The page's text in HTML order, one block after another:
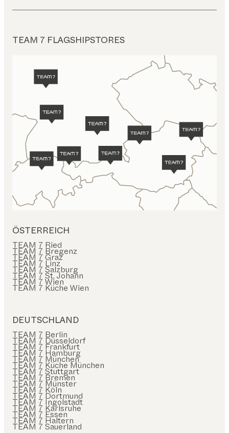
TEAM 7 FLAGSHIPSTORES
ÖSTERREICH
TEAM 7 Ried
TEAM 7 Bregenz
TEAM 7 Graz
TEAM 7 Linz
TEAM 7 Salzburg
TEAM 7 St. Johann
TEAM 7 Wien
TEAM 7 Küche Wien
DEUTSCHLAND
TEAM 7 Berlin
TEAM 7 Düsseldorf
TEAM 7 Frankfurt
TEAM 7 Hamburg
TEAM 7 München
TEAM 7 Küche München
TEAM 7 Stuttgart
TEAM 7 Bremen
TEAM 7 Münster
TEAM 7 Köln
TEAM 7 Dortmund
TEAM 7 Ingolstadt
TEAM 7 Karlsruhe
TEAM 7 Essen
TEAM 7 Haltern
TEAM 7 Sauerland